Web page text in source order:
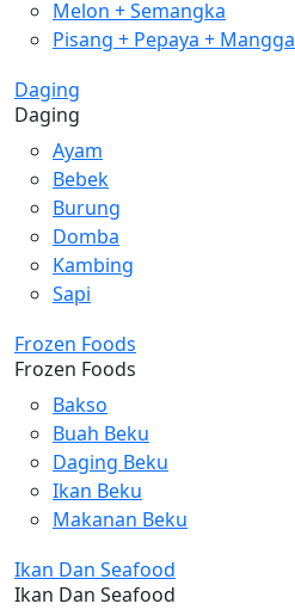
Melon + Semangka
Pisang + Pepaya + Mangga
Daging
Daging
Ayam
Bebek
Burung
Domba
Kambing
Sapi
Frozen Foods
Frozen Foods
Bakso
Buah Beku
Daging Beku
Ikan Beku
Makanan Beku
Ikan Dan Seafood
Ikan Dan Seafood